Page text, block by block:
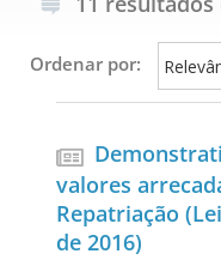
Ordenar por:
valores
Repatriação
de 2016)